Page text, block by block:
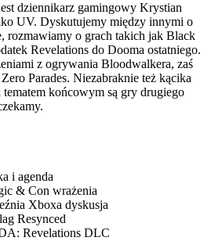
dziennikarz gamingowy Krystian
UV. Dyskutujemy między innymi o
o grach takich jak Black
Revelations do Dooma ostatniego.
z ogrywania Bloodwalkera, zaś
Parades. Niezabraknie też kącika
końcowym są gry drugiego
i agenda
& Con wrażenia
Xboxa dyskusja
Resynced
Revelations DLC